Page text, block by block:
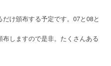
け頒布する予定です。07と08と
布しますので是非。たくさんある